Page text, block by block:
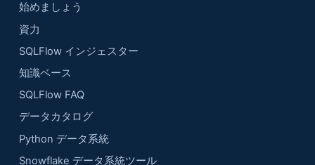
始めましょう
資力
SQLFlow インジェスター
知識ベース
SQLFlow FAQ
データカタログ
Python データ系統
Snowflake データ系統ツール